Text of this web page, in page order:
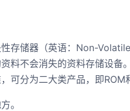
存储器（英语：Non-
料不会消失的资料存储设备
可分为二大类产品，即ROM
。